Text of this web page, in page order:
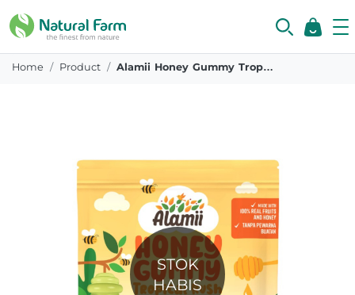
Home Product Alamii Honey Gummy Tropical Rush 40 Gr
STOK
HABIS